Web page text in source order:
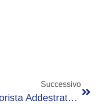
Successivo
Ivanka Trump Nel Mirino Di Un Terrorista Addestrato Dai Pasdaran, La Rivelazione Del New York Post